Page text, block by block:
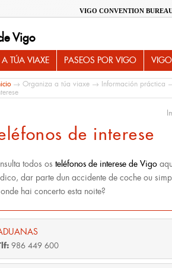
VIGO CONVENTION
Vigo
TÚA VIAXE PASEOS POR VIGO
→ Organiza a túa viaxe → Información práctica
de interese
todos os teléfonos de interese de Vigo
dar parte dun accidente de coche ou
hai concerto esta noite?
986 449 600